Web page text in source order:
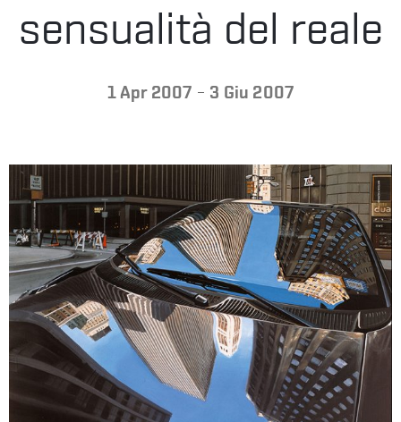
VISITA
PRESS
sensualità del reale
1 Apr 2007 - 3 Giu 2007